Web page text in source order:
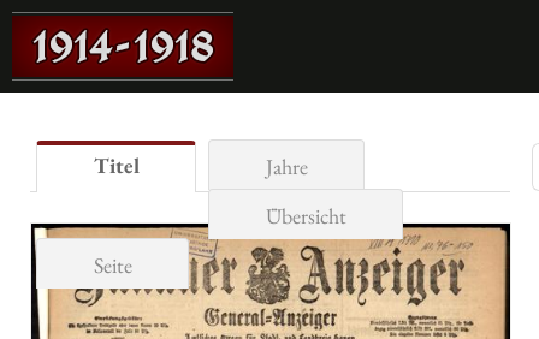
Titel
Jahre
Übersicht
Seite